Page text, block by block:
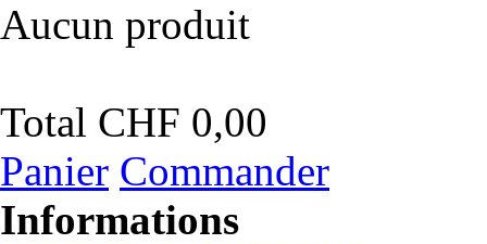
Aucun produit
Total CHF 0,00
Panier Commander
Informations